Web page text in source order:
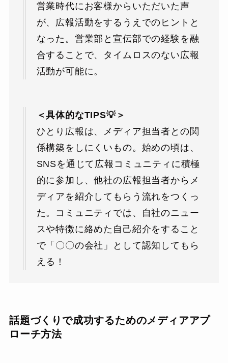
営業時代にお客様からいただいた声
が、広報活動をするうえでのヒントと
なった。営業部と宣伝部での経験を融
合することで、タイムロスのない広報
活動が可能に。
＜具体的なTIPS💡＞
ひとり広報は、メディア担当者との関
係構築をしにくいもの。始めの頃は、
SNSを通じて広報コミュニティに積極
的に参加し、他社の広報担当者からメ
ディアを紹介してもらう流れをつくっ
た。コミュニティでは、自社のニュー
スや特徴に絡めた自己紹介をすること
で「〇〇の会社」として認知してもら
える！
話題づくりで成功するためのメディアアプ
ローチ方法